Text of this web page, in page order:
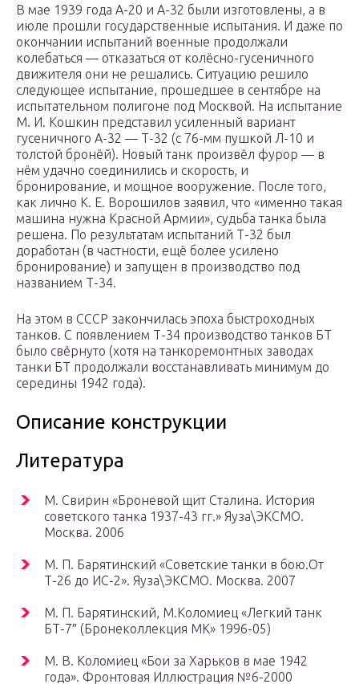
В мае 1939 года А-20 и А-32 были изготовлены, а в
июле прошли государственные испытания. И даже по
окончании испытаний военные продолжали
колебаться — отказаться от колёсно-гусеничного
движителя они не решались. Ситуацию решило
следующее испытание, прошедшее в сентябре на
испытательном полигоне под Москвой. На испытание
М. И. Кошкин представил усиленный вариант
гусеничного А-32 — Т-32 (с 76-мм пушкой Л-10 и
толстой бронёй). Новый танк произвёл фурор — в
нём удачно соединились и скорость, и
бронирование, и мощное вооружение. После того,
как лично К. Е. Ворошилов заявил, что «именно такая
машина нужна Красной Армии», судьба танка была
решена. По результатам испытаний Т-32 был
доработан (в частности, ещё более усилено
бронирование) и запущен в производство под
названием Т-34.
На этом в СССР закончилась эпоха быстроходных
танков. С появлением Т-34 производство танков БТ
было свёрнуто (хотя на танкоремонтных заводах
танки БТ продолжали восстанавливать минимум до
середины 1942 года).
Описание конструкции
Литература
М. Свирин «Броневой щит Сталина. История
советского танка 1937-43 гг.» Яуза\ЭКСМО.
Москва. 2006
М. П. Барятинский «Советские танки в бою.От
Т-26 до ИС-2». Яуза\ЭКСМО. Москва. 2007
М. П. Барятинский, М.Коломиец «Легкий танк
БТ-7″ (Бронеколлекция МК» 1996-05)
М. В. Коломиец «Бои за Харьков в мае 1942
года». Фронтовая Иллюстрация №6-2000